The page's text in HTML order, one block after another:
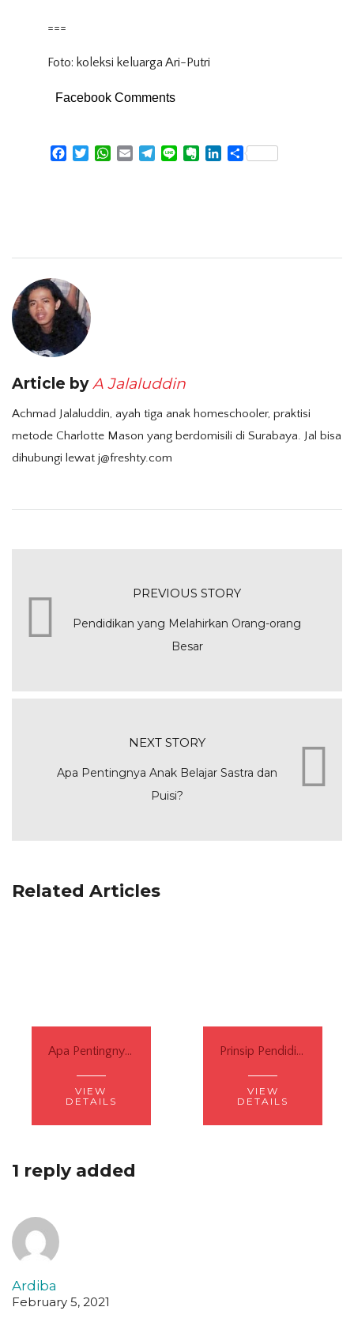
===
Foto: koleksi keluarga Ari-Putri
Facebook Comments
FacebookTwitterWhatsApp
Email Telegram
Line Evernote
LinkedIn
Share
Article by A Jalaluddin
Achmad Jalaluddin, ayah tiga anak homeschooler, praktisi
metode Charlotte Mason yang berdomisili di Surabaya. Jal bisa
dihubungi lewat j@freshty.com
PREVIOUS STORY
Pendidikan yang Melahirkan Orang-orang
Besar
NEXT STORY
Apa Pentingnya Anak Belajar Sastra dan
Puisi?
Related Articles
Apa Pentingnya Anak Belajar Sastra dan Puisi?
VIEW
DETAILS
Prinsip Pendidikan ala Charlotte Mason
VIEW
DETAILS
1 reply added
Ardiba
February 5, 2021